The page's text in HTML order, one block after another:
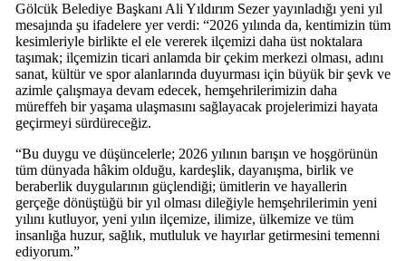
Gölcük Belediye Başkanı Ali Yıldırım Sezer yayınladığı yeni yıl
mesajında şu ifadelere yer verdi: “2026 yılında da, kentimizin tüm
kesimleriyle birlikte el ele vererek ilçemizi daha üst noktalara
taşımak; ilçemizin ticari anlamda bir çekim merkezi olması, adını
sanat, kültür ve spor alanlarında duyurması için büyük bir şevk ve
azimle çalışmaya devam edecek, hemşehrilerimizin daha
müreffeh bir yaşama ulaşmasını sağlayacak projelerimizi hayata
geçirmeyi sürdüreceğiz.
“Bu duygu ve düşüncelerle; 2026 yılının barışın ve hoşgörünün
tüm dünyada hâkim olduğu, kardeşlik, dayanışma, birlik ve
beraberlik duygularının güçlendiği; ümitlerin ve hayallerin
gerçeğe dönüştüğü bir yıl olması dileğiyle hemşehrilerimin yeni
yılını kutluyor, yeni yılın ilçemize, ilimize, ülkemize ve tüm
insanlığa huzur, sağlık, mutluluk ve hayırlar getirmesini temenni
ediyorum.”